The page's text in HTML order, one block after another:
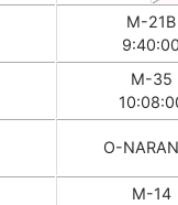
M-21B
M-35
O-
M-14